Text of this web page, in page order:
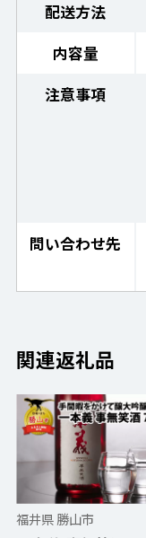
配送方法
内容量
注意事項
問い合わせ先
関連返礼品
福井県 勝山市